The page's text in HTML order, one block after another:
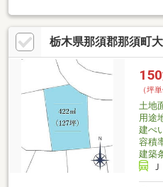
栃木県那須郡那須町
150
（坪
土地
用途
建ぺ
容積
建築